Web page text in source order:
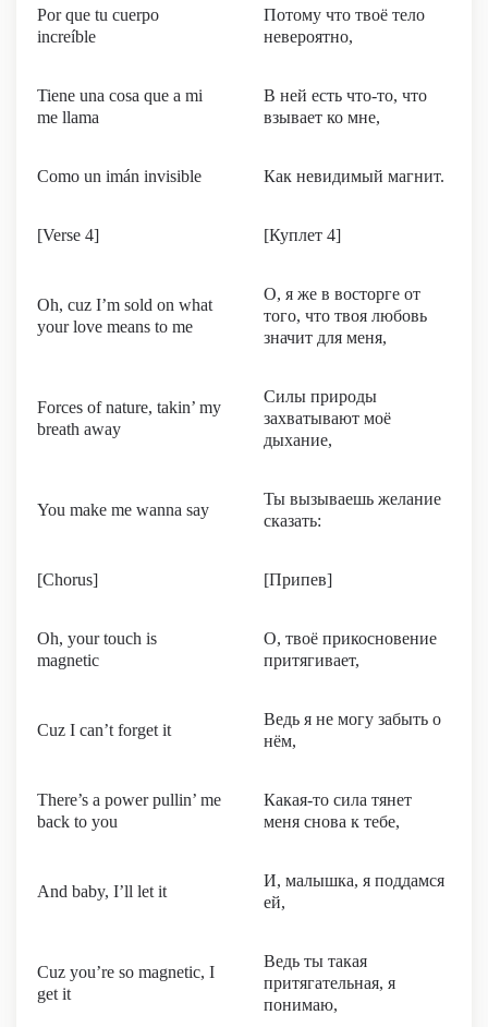
Por que tu cuerpo
increíble
Потому что твоё тело
невероятно,
Tiene una cosa que a mi
me llama
В ней есть что-то, что
взывает ко мне,
Como un imán invisible Как невидимый магнит.
[Verse 4] [Куплет 4]
Oh, cuz I’m sold on what
your love means to me
О, я же в восторге от
того, что твоя любовь
значит для меня,
Forces of nature, takin’ my
breath away
Силы природы
захватывают моё
дыхание,
You make me wanna say
Ты вызываешь желание
сказать:
[Chorus] [Припев]
Oh, your touch is
magnetic
О, твоё прикосновение
притягивает,
Cuz I can’t forget it
Ведь я не могу забыть о
нём,
There’s a power pullin’ me
back to you
Какая-то сила тянет
меня снова к тебе,
And baby, I’ll let it
И, малышка, я поддамся
ей,
Cuz you’re so magnetic, I
get it
Ведь ты такая
притягательная, я
понимаю,